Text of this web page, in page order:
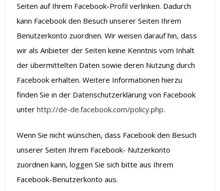
Seiten auf Ihrem Facebook-Profil verlinken. Dadurch
kann Facebook den Besuch unserer Seiten Ihrem
Benutzerkonto zuordnen. Wir weisen darauf hin, dass
wir als Anbieter der Seiten keine Kenntnis vom Inhalt
der übermittelten Daten sowie deren Nutzung durch
Facebook erhalten. Weitere Informationen hierzu
finden Sie in der Datenschutzerklärung von Facebook
unter http://de-de.facebook.com/policy.php.
Wenn Sie nicht wünschen, dass Facebook den Besuch
unserer Seiten Ihrem Facebook- Nutzerkonto
zuordnen kann, loggen Sie sich bitte aus Ihrem
Facebook-Benutzerkonto aus.